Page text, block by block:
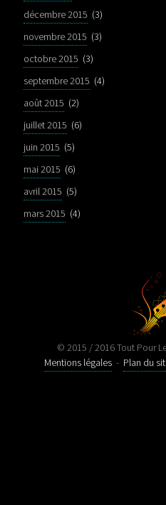
décembre 2015 (3)
novembre 2015 (3)
octobre 2015 (3)
septembre 2015 (4)
août 2015 (2)
juillet 2015 (6)
juin 2015 (5)
mai 2015 (6)
avril 2015 (5)
mars 2015 (4)
© 2015 / 2016 Tout Pour
Mentions légales - Plan du